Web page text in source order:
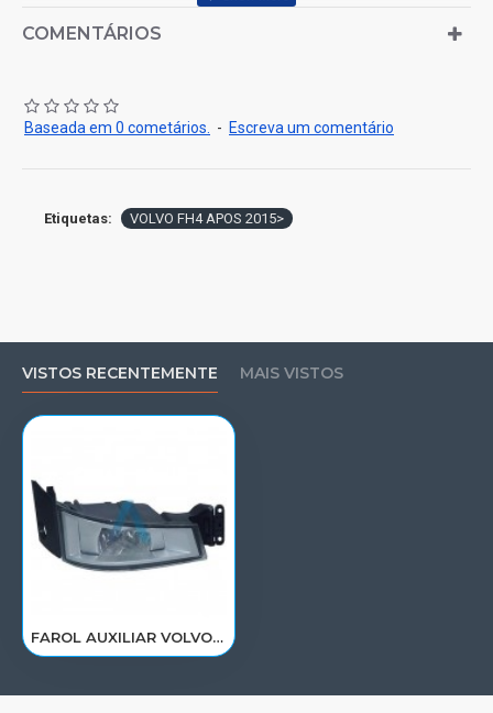
COMENTÁRIOS
Baseada em 0 cometários. - Escreva um comentário
Etiquetas: VOLVO FH4 APOS 2015>
VISTOS RECENTEMENTE MAIS VISTOS
FAROL AUXILIAR VOLVO FH4 LD 01 FOCO 21221151